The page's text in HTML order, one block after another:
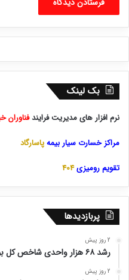
بک لینک
نرم افزار های مدیریت فرایندفناوران
مراکز خسارت سیار بیمهپاسارگاد
تقویم رومیزی404
پربازدیدها
2 روز پیش
رشد ۶۸ هزار واحدی شاخص کل بورس
2 روز پیش